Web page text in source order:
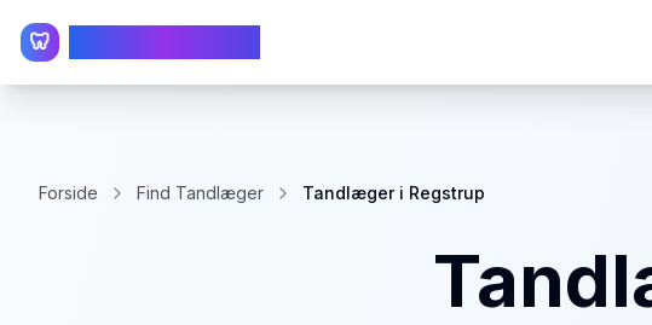
🦷
Forside Find Tandlæger Tandlæger i Regstrup